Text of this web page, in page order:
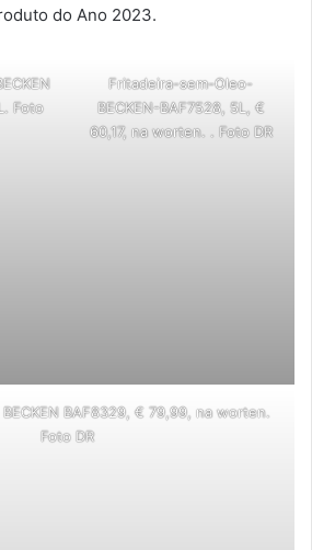
do Ano 2023.
Foto
Fritadeira-sem-Oleo-
BECKEN-BAF7528, 5L, €
60,17, na worten. . Foto DR
BAF8329, € 79,99, na worten.
Foto DR